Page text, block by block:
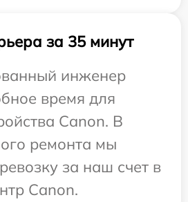
за 35 минут
инженер
время для
Canon. В
ремонта мы
за наш счет в
Canon.